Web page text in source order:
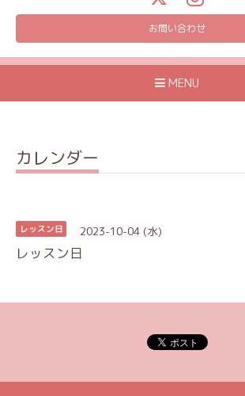
お問い合わせ
MENU
カレンダー
レッスン日 2023-10-04 (水)
レッスン日